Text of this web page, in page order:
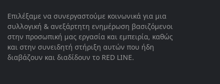
Επιλέξαμε να συνεργαστούμε κοινωνικά για μια
συλλογική & ανεξάρτητη ενημέρωση βασιζόμενοι
στην προσωπική μας εργασία και εμπειρία, καθώς
και στην συνειδητή στήριξη αυτών που ήδη
διαβάζουν και διαδίδουν το RED LINE.